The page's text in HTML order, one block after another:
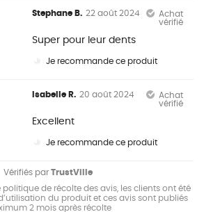
Stephane B. 22 août 2024
Achat
vérifié
Super pour leur dents
Je recommande ce produit
Isabelle R. 20 août 2024
Achat
vérifié
Excellent
Je recommande ce produit
Vérifiés par TrustVille
de récolte des avis, les clients ont été
du produit et ces avis sont publiés
2 mois après récolte